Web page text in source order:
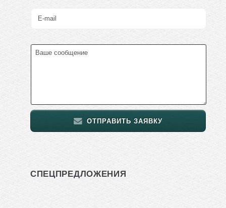
ОТПРАВИТЬ ЗАЯВКУ
СПЕЦПРЕДЛОЖЕНИЯ